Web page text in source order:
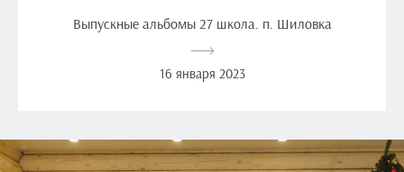
Выпускные альбомы 27 школа. п. Шиловка
16 января 2023